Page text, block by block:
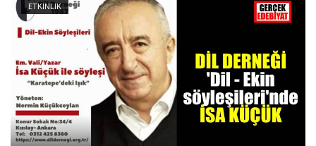
ETKINLIK